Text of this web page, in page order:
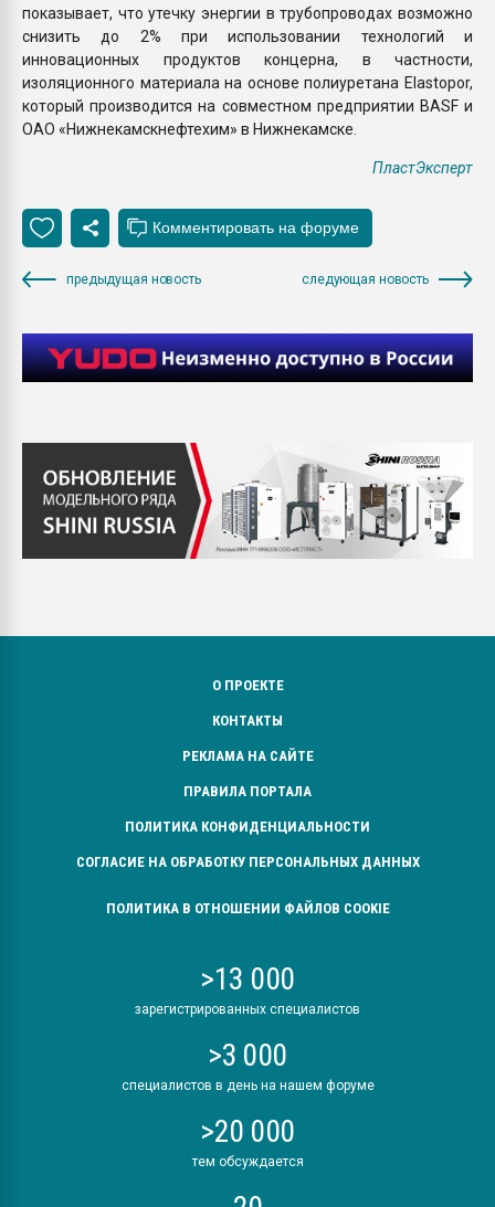
показывает, что утечку энергии в трубопроводах возможно
снизить до 2% при использовании технологий и
инновационных продуктов концерна, в частности,
изоляционного материала на основе полиуретана Elastopor,
который производится на совместном предприятии BASF и
ОАО «Нижнекамскнефтехим» в Нижнекамске.
ПластЭксперт
предыдущая новость следующая новость
О ПРОЕКТЕ
КОНТАКТЫ
РЕКЛАМА НА САЙТЕ
ПРАВИЛА ПОРТАЛА
ПОЛИТИКА КОНФИДЕНЦИАЛЬНОСТИ
СОГЛАСИЕ НА ОБРАБОТКУ ПЕРСОНАЛЬНЫХ ДАННЫХ
ПОЛИТИКА В ОТНОШЕНИИ ФАЙЛОВ COOKIE
>13 000
зарегистрированных специалистов
>3 000
специалистов в день на нашем форуме
>20 000
тем обсуждается